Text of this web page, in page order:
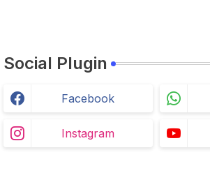
Social Plugin
Facebook
Instagram